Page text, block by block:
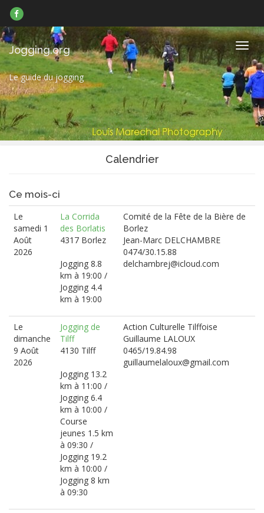
sur
Facebook
Jogging.org
Le guide du jogging
Calendrier
Ce mois-ci
Le
samedi 1
Août
2026
La Corrida
des Borlatis
4317 Borlez
Jogging 8.8
km à 19:00 /
Jogging 4.4
km à 19:00
Comité de la Fête de la Bière de
Borlez
Jean-Marc DELCHAMBRE
0474/30.15.88
delchambrej@icloud.com
Le
dimanche
9 Août
2026
Jogging de
Tilff
4130 Tilff
Jogging 13.2
km à 11:00 /
Jogging 6.4
km à 10:00 /
Course
jeunes 1.5 km
à 09:30 /
Jogging 19.2
km à 10:00 /
Jogging 8 km
à 09:30
Action Culturelle Tilffoise
Guillaume LALOUX
0465/19.84.98
guillaumelaloux@gmail.com